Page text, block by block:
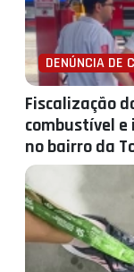
DENÚNCIA DE
Fiscalização
combustível
no bairro da